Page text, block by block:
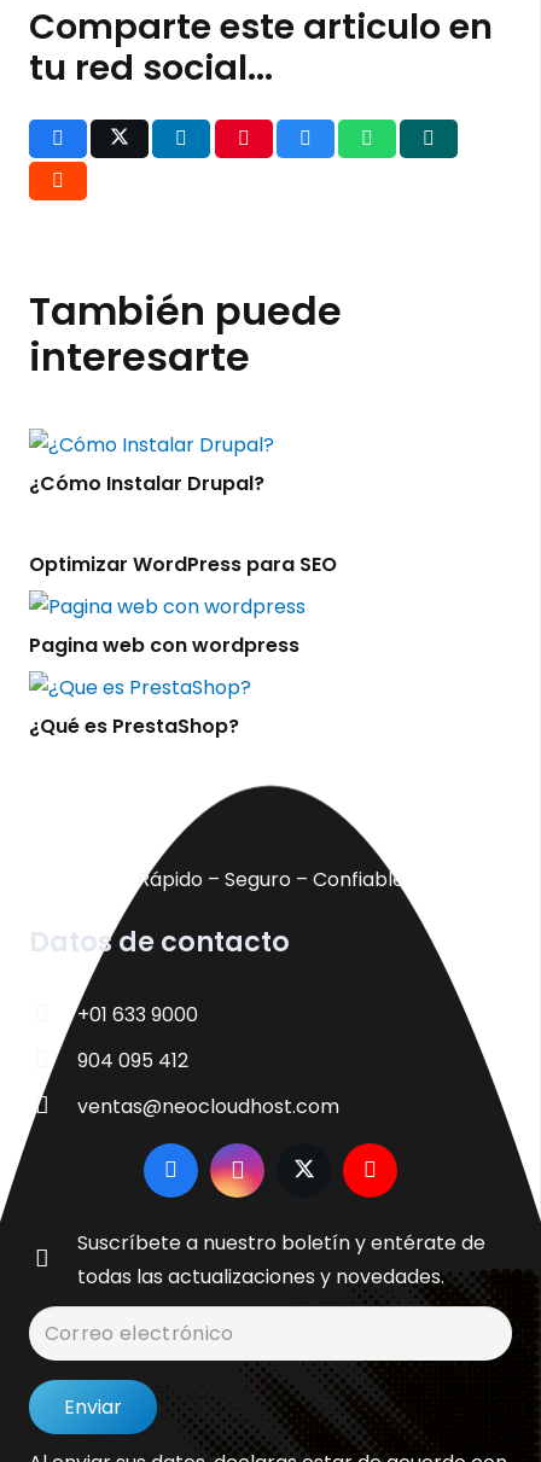
Comparte este articulo en
tu red social...
También puede
interesarte
¿Cómo Instalar Drupal?
Optimizar WordPress para SEO
Pagina web con wordpress
¿Qué es PrestaShop?
Rápido – Seguro – Confiable
Datos de contacto
+01 633 9000
904 095 412
ventas@neocloudhost.com
Suscríbete a nuestro boletín y entérate de
todas las actualizaciones y novedades.
Enviar